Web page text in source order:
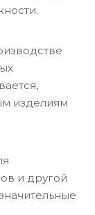
изделиям
и другой